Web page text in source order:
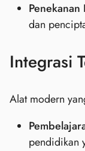
Penekanan
dan
Integrasi
Alat modern
pendidikan